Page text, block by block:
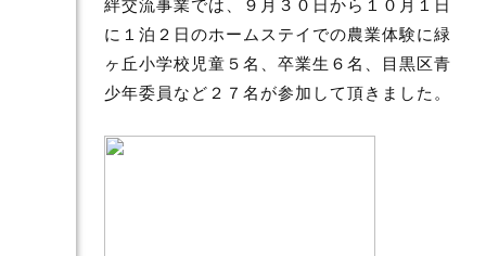
に１泊２日のホームステイでの農業体験に緑
ヶ丘小学校児童５名、卒業生６名、目黒区青
少年委員など２７名が参加して頂きました。